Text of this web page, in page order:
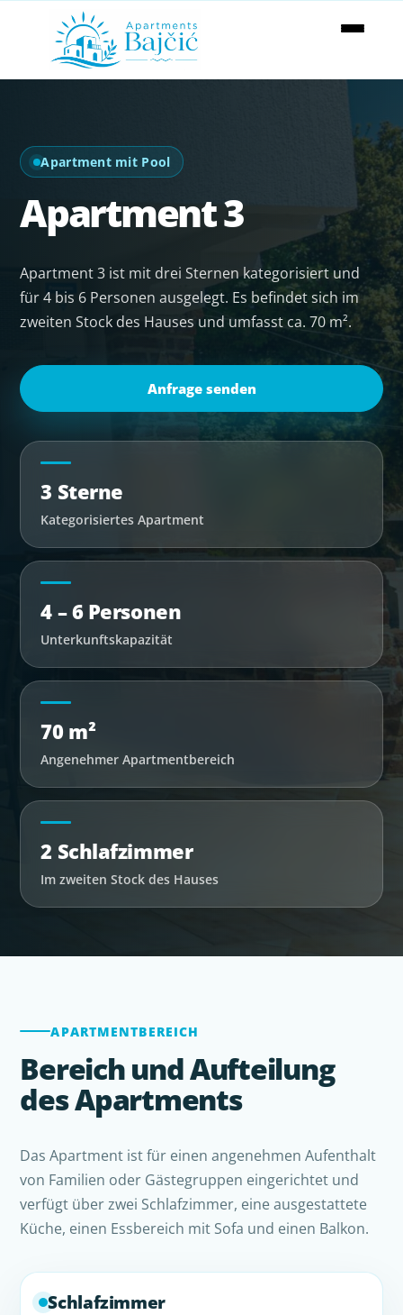
Apartment mit Pool
Apartment 3
Apartment 3 ist mit drei Sternen kategorisiert und
für 4 bis 6 Personen ausgelegt. Es befindet sich im
zweiten Stock des Hauses und umfasst ca. 70 m².
Anfrage senden
3 Sterne
Kategorisiertes Apartment
4 – 6 Personen
Unterkunftskapazität
70 m²
Angenehmer Apartmentbereich
2 Schlafzimmer
Im zweiten Stock des Hauses
APARTMENTBEREICH
Bereich und Aufteilung
des Apartments
Das Apartment ist für einen angenehmen Aufenthalt
von Familien oder Gästegruppen eingerichtet und
verfügt über zwei Schlafzimmer, eine ausgestattete
Küche, einen Essbereich mit Sofa und einen Balkon.
Schlafzimmer